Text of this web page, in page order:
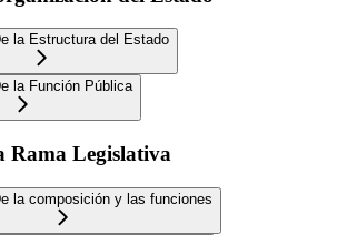
la Estructura del Estado
la Función Pública
Legislativa
la composición y las funciones